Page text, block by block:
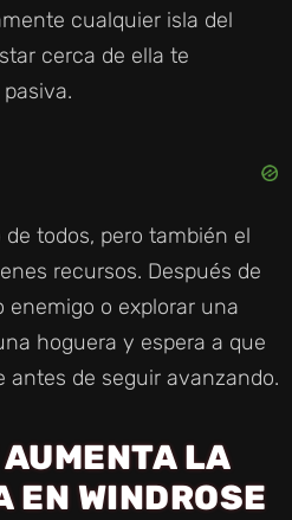
cualquier isla del
cerca de ella te
todos, pero también el
recursos. Después de
o explorar una
hoguera y espera a que
antes de seguir avanzando.
LA
EN WINDROSE